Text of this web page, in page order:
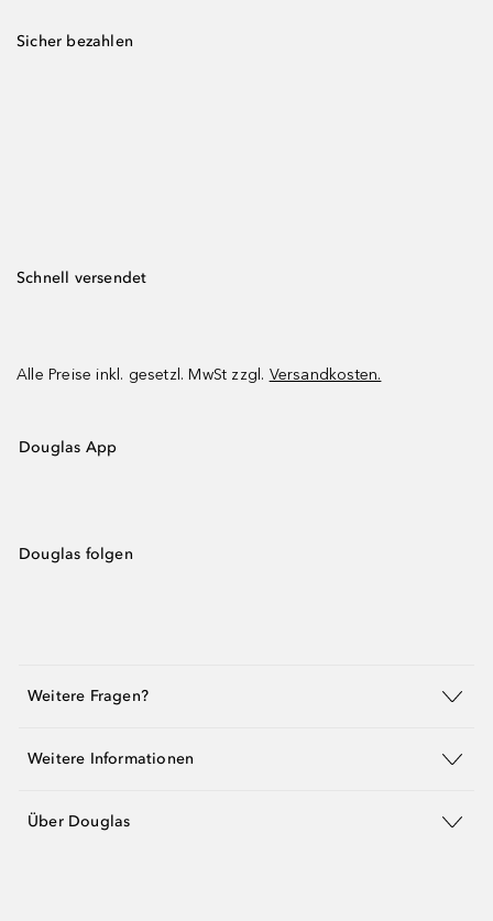
Sicher bezahlen
Schnell versendet
Alle Preise inkl. gesetzl. MwSt zzgl. Versandkosten.
Douglas App
Douglas folgen
Weitere Fragen?
Weitere Informationen
Über Douglas